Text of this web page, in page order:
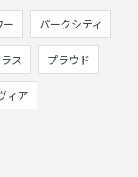
ー パークシティ
ス プラウド
ィア